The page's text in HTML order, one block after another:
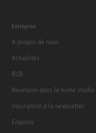
Entreprise
A propos de nous
Actualités
B2B
Neumann dans le home studio
Inscription à la newsletter
Emplois